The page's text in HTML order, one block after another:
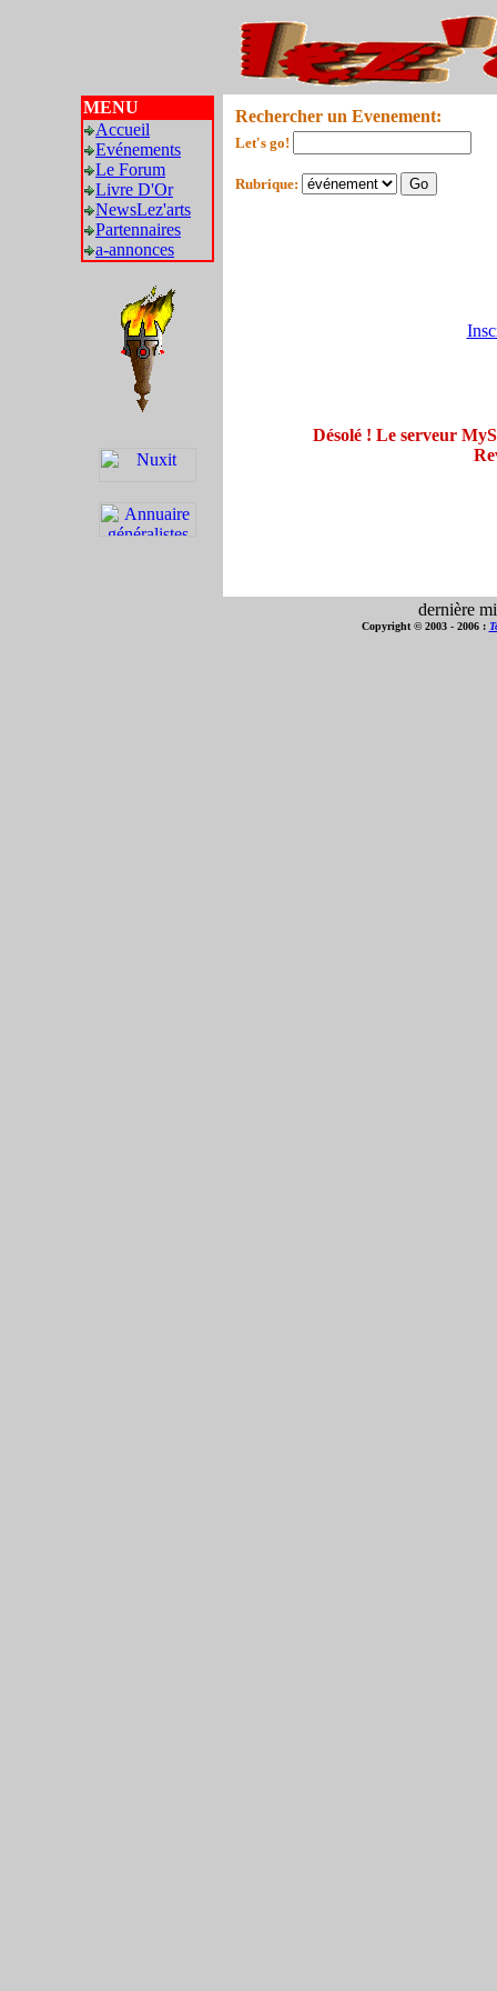
MENU
Accueil
Evénements
Le Forum
Livre D'Or
NewsLez'arts
Partennaires
a-annonces
Rechercher un Evenement:
Let's go!
Rubrique:
Désolé ! Le serveur
dernière
Copyright © 2003 - 2006 :